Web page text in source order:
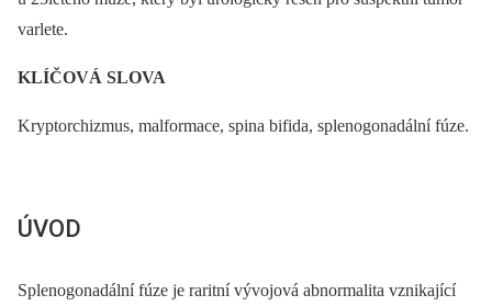
varlete.
KLÍČOVÁ SLOVA
Kryptorchizmus, malformace, spina bifida, splenogonadální fúze.
ÚVOD
Splenogonadální fúze je raritní vývojová abnormalita vznikající